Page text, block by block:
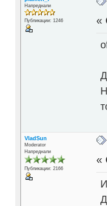
Напреднали
Публикации: 1246 «
VladSun
Moderator
Напреднали
Публикации: 2166
«